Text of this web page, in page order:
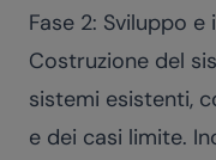
Fase 2: Sviluppo
Costruzione del
sistemi esistenti,
e dei casi limite.